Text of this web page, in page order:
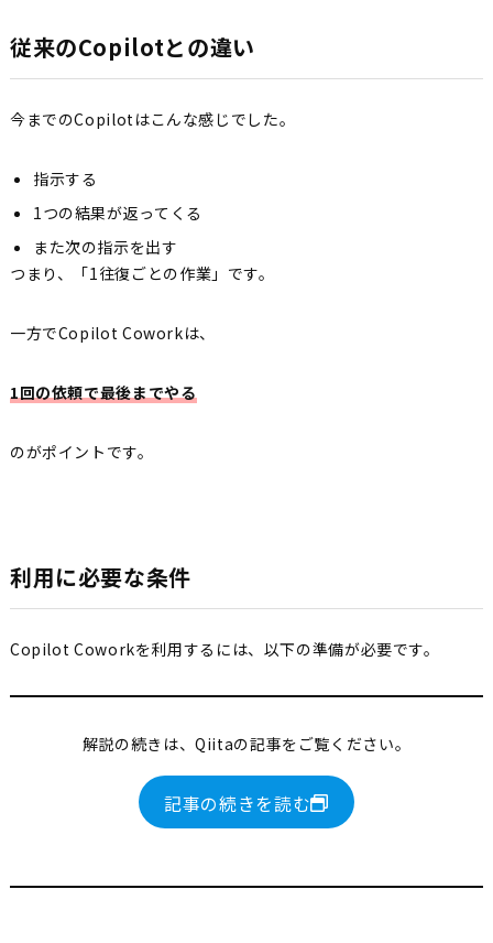
従来のCopilotとの違い
今までのCopilotはこんな感じでした。
指示する
1つの結果が返ってくる
また次の指示を出す
つまり、「1往復ごとの作業」です。
一方でCopilot Coworkは、
1回の依頼で最後までやる
のがポイントです。
利用に必要な条件
Copilot Coworkを利用するには、以下の準備が必要です。
解説の続きは、Qiitaの記事をご覧ください。
記事の続きを読む